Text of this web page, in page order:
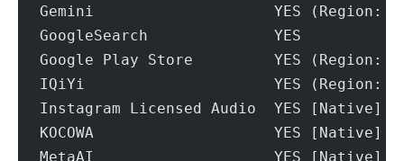
Gemini                    YES (Region:
GoogleSearch              YES
Google Play Store         YES (Region:
IQiYi                     YES (Region:
Instagram Licensed Audio  YES [Native]
KOCOWA                    YES [Native]
MetaAI                    YES [Native]